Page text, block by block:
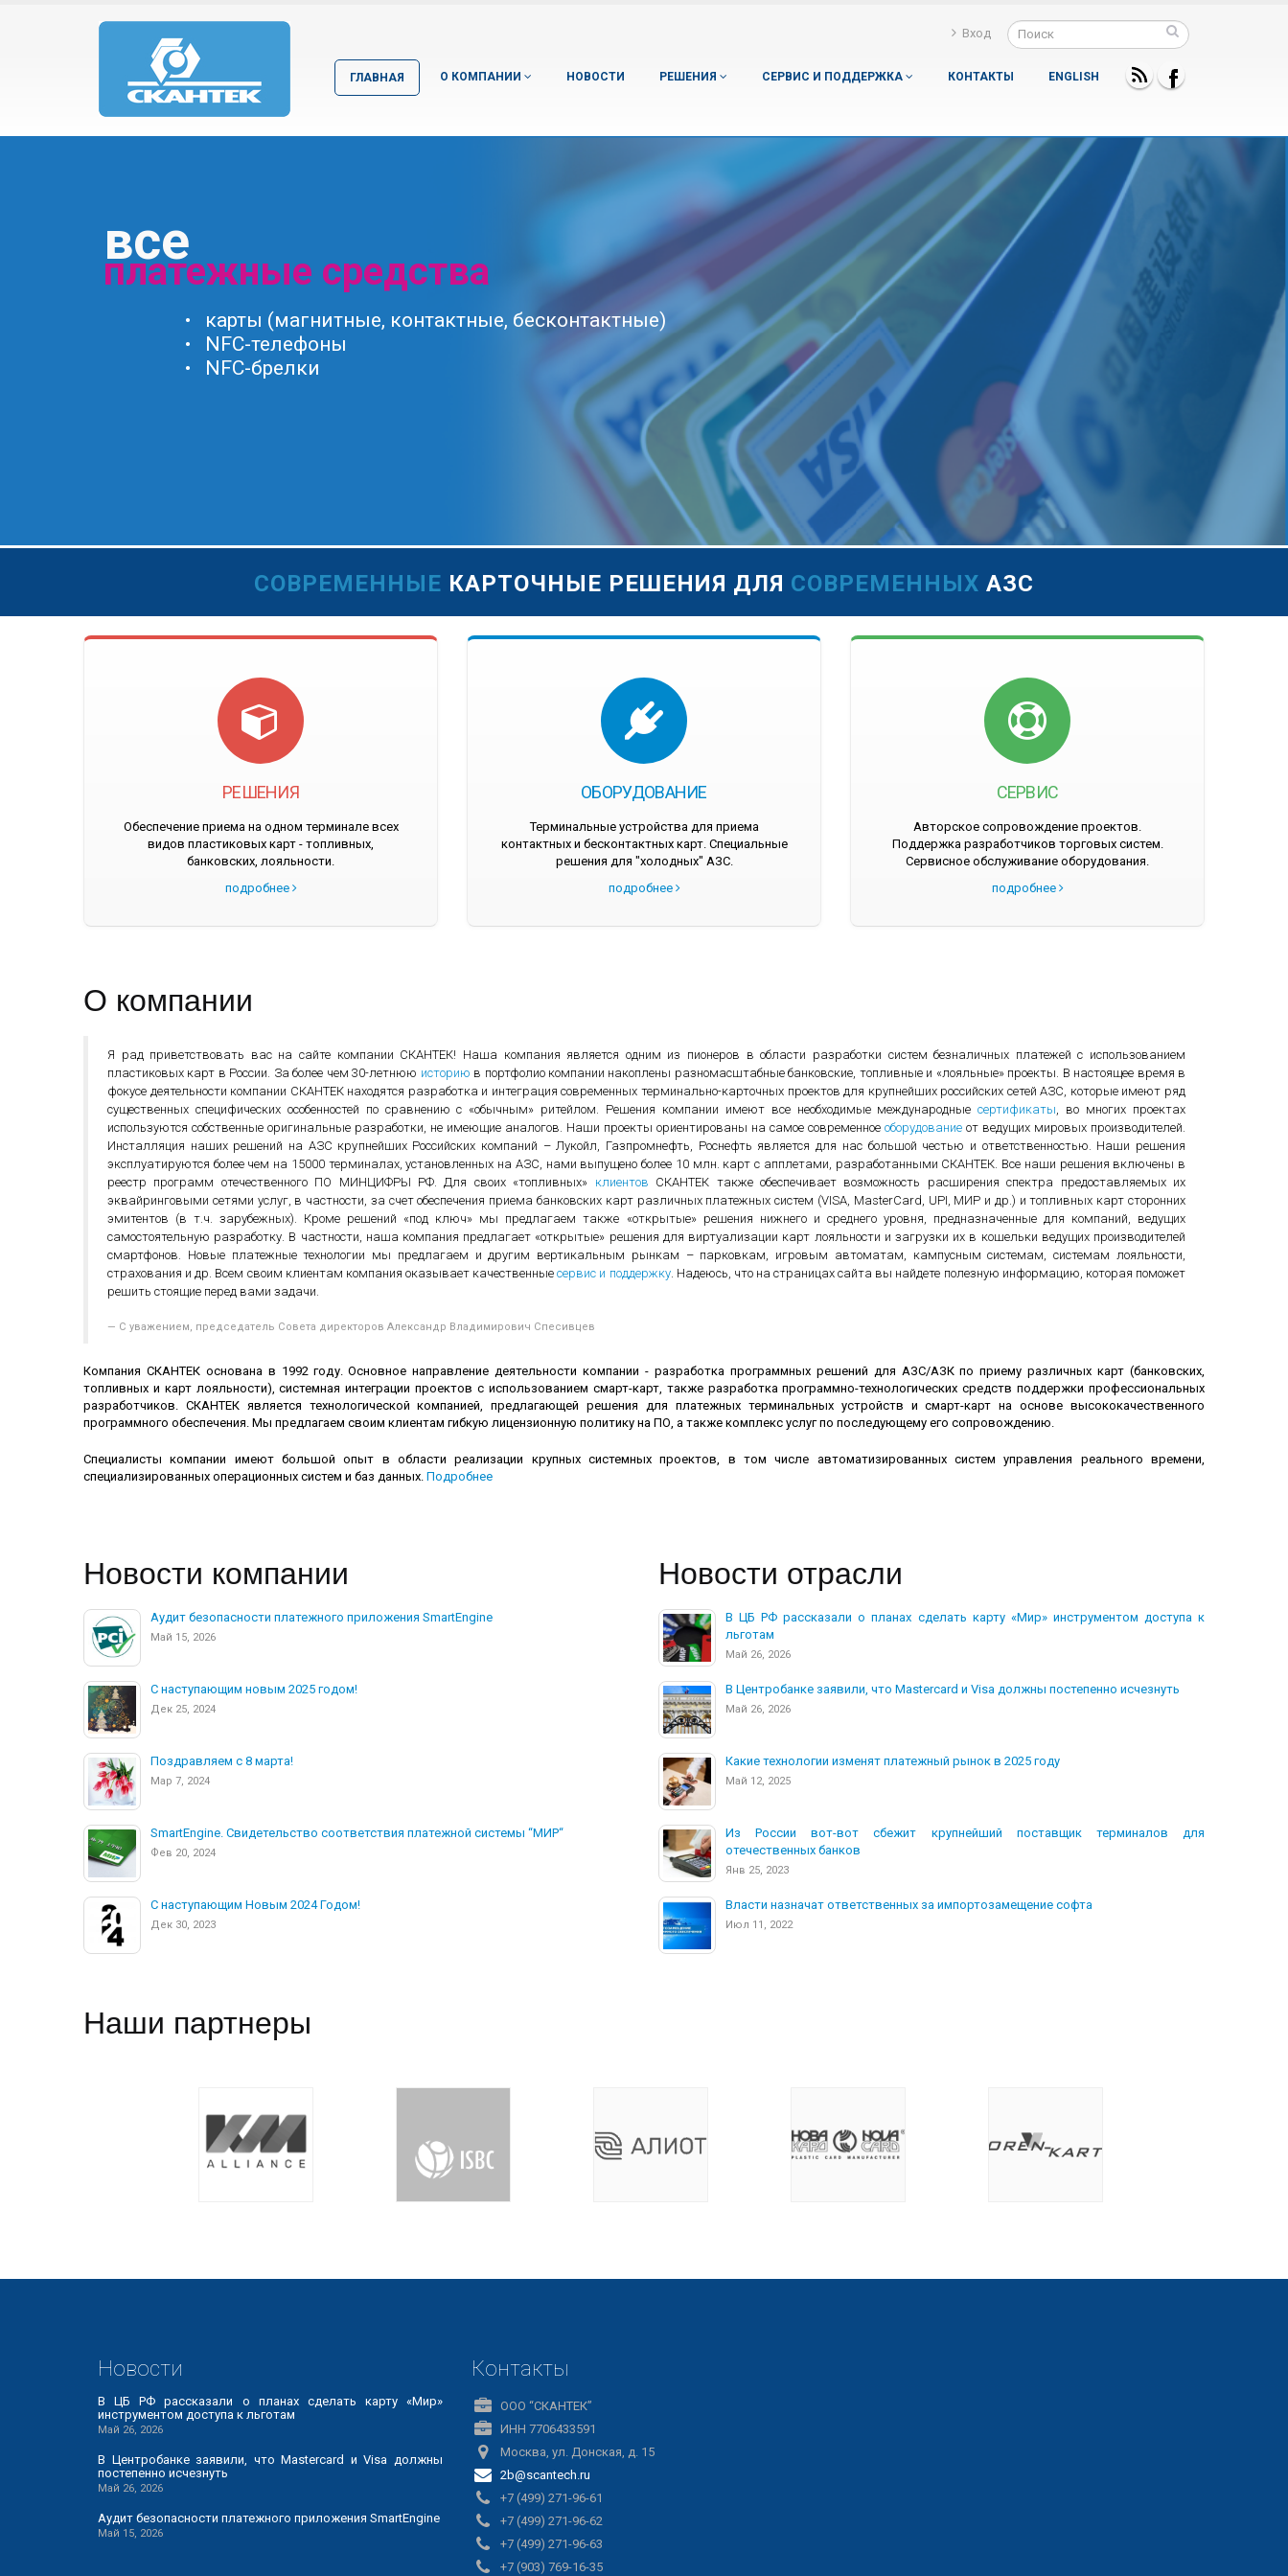
Вход
ГЛАВНАЯ О КОМПАНИИ НОВОСТИ РЕШЕНИЯ СЕРВИС И ПОДДЕРЖКА КОНТАКТЫ ENGLISH
все
платежные средства
• карты (магнитные, контактные, бесконтактные)
• NFC-телефоны
• NFC-брелки
СОВРЕМЕННЫЕ КАРТОЧНЫЕ РЕШЕНИЯ ДЛЯ СОВРЕМЕННЫХ АЗС
РЕШЕНИЯ
Обеспечение приема на одном терминале всех
видов пластиковых карт - топливных,
банковских, лояльности.
подробнее
ОБОРУДОВАНИЕ
Терминальные устройства для приема
контактных и бесконтактных карт. Специальные
решения для "холодных" АЗС.
подробнее
СЕРВИС
Авторское сопровождение проектов.
Поддержка разработчиков торговых систем.
Сервисное обслуживание оборудования.
подробнее
О компании
Я рад приветствовать вас на сайте компании СКАНТЕК! Наша компания является одним из пионеров в области разработки систем безналичных платежей с использованием
пластиковых карт в России. За более чем 30-летнюю историю в портфолио компании накоплены разномасштабные банковские, топливные и «лояльные» проекты. В настоящее время в
фокусе деятельности компании СКАНТЕК находятся разработка и интеграция современных терминально-карточных проектов для крупнейших российских сетей АЗС, которые имеют ряд
существенных специфических особенностей по сравнению с «обычным» ритейлом. Решения компании имеют все необходимые международныесертификаты, во многих проектах
используются собственные оригинальные разработки, не имеющие аналогов. Наши проекты ориентированы на самое современное оборудование от ведущих мировых производителей.
Инсталляция наших решений на АЗС крупнейших Российских компаний – Лукойл, Газпромнефть, Роснефть является для нас большой честью и ответственностью. Наши решения
эксплуатируются более чем на 15000 терминалах, установленных на АЗС, нами выпущено более 10 млн. карт с апплетами, разработанными СКАНТЕК. Все наши решения включены в
реестр программ отечественного ПО МИНЦИФРЫ РФ. Для своих «топливных» клиентов СКАНТЕК также обеспечивает возможность расширения спектра предоставляемых их
эквайринговыми сетями услуг, в частности, за счет обеспечения приема банковских карт различных платежных систем (VISA, MasterCard, UPI, МИР и др.) и топливных карт сторонних
эмитентов (в т.ч. зарубежных). Кроме решений «под ключ» мы предлагаем также «открытые» решения нижнего и среднего уровня, предназначенные для компаний, ведущих
самостоятельную разработку. В частности, наша компания предлагает «открытые» решения для виртуализации карт лояльности и загрузки их в кошельки ведущих производителей
смартфонов. Новые платежные технологии мы предлагаем и другим вертикальным рынкам – парковкам, игровым автоматам, кампусным системам, системам лояльности,
страхования и др. Всем своим клиентам компания оказывает качественныесервис и поддержку. Надеюсь, что на страницах сайта вы найдете полезную информацию, которая поможет
решить стоящие перед вами задачи.
С уважением, председатель Совета директоров Александр Владимирович Спесивцев
Компания СКАНТЕК основана в 1992 году. Основное направление деятельности компании - разработка программных решений для АЗС/АЗК по приему различных карт (банковских,
топливных и карт лояльности), системная интеграции проектов с использованием смарт-карт, также разработка программно-технологических средств поддержки профессиональных
разработчиков. СКАНТЕК является технологической компанией, предлагающей решения для платежных терминальных устройств и смарт-карт на основе высококачественного
программного обеспечения. Мы предлагаем своим клиентам гибкую лицензионную политику на ПО, а также комплекс услуг по последующему его сопровождению.
Специалисты компании имеют большой опыт в области реализации крупных системных проектов, в том числе автоматизированных систем управления реального времени,
специализированных операционных систем и баз данных. Подробнее
Новости компании
Аудит безопасности платежного приложения SmartEngine
Май 15, 2026
С наступающим новым 2025 годом!
Дек 25, 2024
Поздравляем с 8 марта!
Мар 7, 2024
SmartEngine. Свидетельство соответствия платежной системы “МИР“
Фев 20, 2024
С наступающим Новым 2024 Годом!
Дек 30, 2023
Новости отрасли
В ЦБ РФ рассказали о планах сделать карту «Мир» инструментом доступа к
льготам
Май 26, 2026
В Центробанке заявили, что Mastercard и Visa должны постепенно исчезнуть
Май 26, 2026
Какие технологии изменят платежный рынок в 2025 году
Май 12, 2025
Из России вот-вот сбежит крупнейший поставщик терминалов для
отечественных банков
Янв 25, 2023
Власти назначат ответственных за импортозамещение софта
Июл 11, 2022
Наши партнеры
Новости
В ЦБ РФ рассказали о планах сделать карту «Мир»
инструментом доступа к льготам
Май 26, 2026
В Центробанке заявили, что Mastercard и Visa должны
постепенно исчезнуть
Май 26, 2026
Аудит безопасности платежного приложения SmartEngine
Май 15, 2026
Контакты
ООО “СКАНТЕК”
ИНН 7706433591
Москва, ул. Донская, д. 15
2b@scantech.ru
+7 (499) 271-96-61
+7 (499) 271-96-62
+7 (499) 271-96-63
+7 (903) 769-16-35